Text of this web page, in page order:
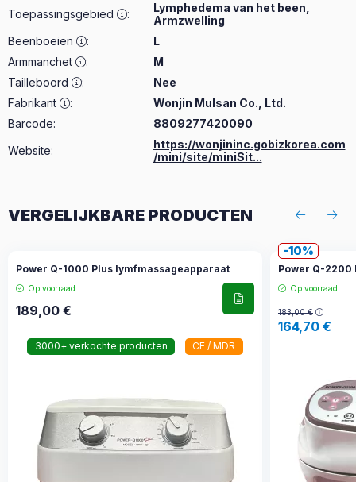
Toepassingsgebied :
Lymphedema van het been,
Armzwelling
Beenboeien
:
L
Armmanchet
:
M
Tailleboord
:
Nee
Fabrikant
:
Wonjin Mulsan Co., Ltd.
Barcode:
8809277420090
Website:
https://wonjininc.gobizkorea.com
/mini/site/miniSit...
VERGELIJKBARE PRODUCTEN
Power Q-1000 Plus lymfmassageapparaat
Op voorraad
189,00 €
3000+ verkochte producten CE / MDR
10
Power Q-
Op voorraad
183,00€
164,70€